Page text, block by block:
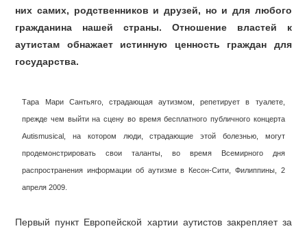
них самих, родственников и друзей, но и для любого
гражданина нашей страны. Отношение властей к
аутистам обнажает истинную ценность граждан для
государства.
Тара Мари Сантьяго, страдающая аутизмом, репетирует в туалете,
прежде чем выйти на сцену во время бесплатного публичного концерта
Autismusical, на котором люди, страдающие этой болезнью, могут
продемонстрировать свои таланты, во время Всемирного дня
распространения информации об аутизме в Кесон-Сити, Филиппины, 2
апреля 2009.
Первый пункт Европейской хартии аутистов закрепляет за